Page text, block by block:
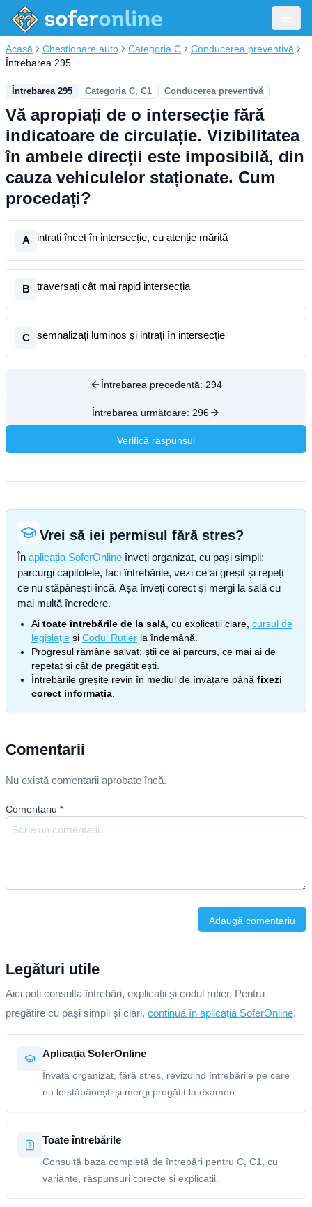
Acasă Chestionare auto Categoria C
Conducerea preventivă
Întrebarea 295
Întrebarea 295 Categoria C, C1 Conducerea preventivă
Vă apropiați de o intersecție fără
indicatoare de circulație. Vizibilitatea
în ambele direcții este imposibilă, din
cauza vehiculelor staționate. Cum
procedați?
A intrați încet în intersecție, cu atenție mărită
B traversați cât mai rapid intersecția
C semnalizați luminos și intrați în intersecție
Întrebarea precedentă: 294
Întrebarea următoare: 296
Verifică răspunsul
Vrei să iei permisul fără stres?
În aplicația SoferOnline înveți organizat, cu pași simpli:
parcurgi capitolele, faci întrebările, vezi ce ai greșit și repeți
ce nu stăpânești încă. Așa înveți corect și mergi la sală cu
mai multă încredere.
Ai toate întrebările de la sală , cu explicații clare, cursul de
legislație și Codul Rutier la îndemână.
Progresul rămâne salvat: știi ce ai parcurs, ce mai ai de
repetat și cât de pregătit ești.
Întrebările greșite revin în mediul de învățare până fixezi
corect informația
Comentarii
Nu există comentarii aprobate încă.
Comentariu *
Adaugă comentariu
Legături utile
Aici poți consulta întrebări, explicații și codul rutier. Pentru
pregătire cu pași simpli și clari, continuă în aplicația SoferOnline.
Aplicația SoferOnline
Învață organizat, fără stres, revizuind întrebările pe care
nu le stăpânești și mergi pregătit la examen.
Toate întrebările
Consultă baza completă de întrebări pentru C, C1, cu
variante, răspunsuri corecte și explicații.